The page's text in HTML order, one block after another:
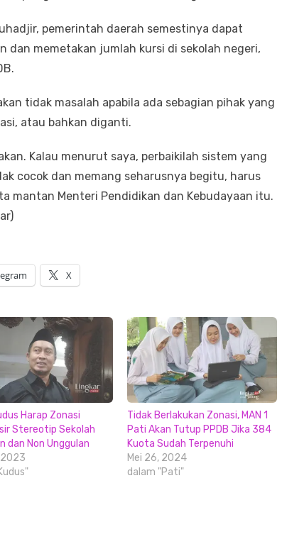
pemerintah daerah semestinya dapat
dan memetakan jumlah kursi di sekolah negeri,
tidak masalah apabila ada sebagian pihak yang
atau bahkan diganti.
Kalau menurut saya, perbaikilah sistem yang
cocok dan memang seharusnya begitu, harus
mantan Menteri Pendidikan dan Kebudayaan itu.
X
Harap Zonasi
Stereotip Sekolah
dan Non Unggulan
Tidak Berlakukan Zonasi, MAN 1
Pati Akan Tutup PPDB Jika 384
Kuota Sudah Terpenuhi
Mei 26, 2024
dalam "Pati"